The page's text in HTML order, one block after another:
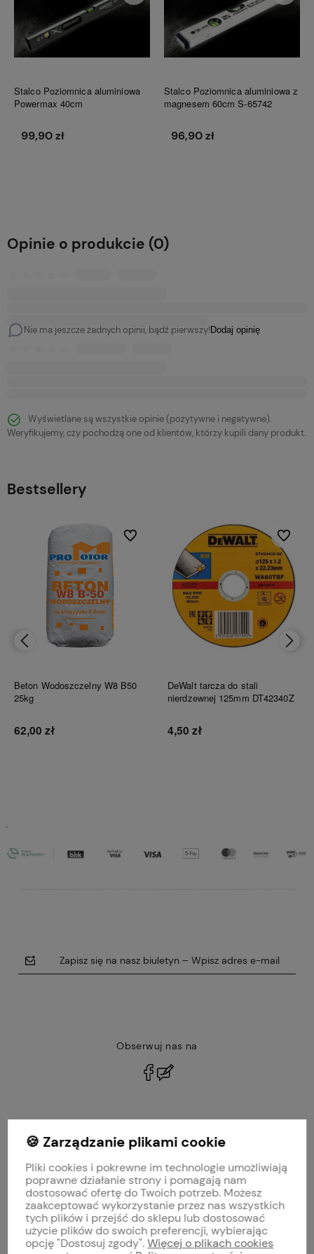
Stalco Poziomnica aluminiowa
Powermax 40cm
99,90 zł
Stalco Poziomnica aluminiowa z
magnesem 60cm S-65742
96,90 zł
Opinie o produkcie (0)
Nie ma jeszcze żadnych opinii, bądź pierwszy! Dodaj opinię
Wyświetlane są wszystkie opinie (pozytywne i negatywne).
Weryfikujemy, czy pochodzą one od klientów, którzy kupili dany produkt.
Bestsellery
Beton Wodoszczelny W8 B50
25kg
62,00 zł
Do ulubionych
DeWalt tarcza do stali
nierdzewnej 125mm DT42340Z
4,50 zł
Do
Zapisz się na nasz biuletyn – Wpisz adres e-mail
Obserwuj nas na
MOJE KONTO
PŁATNOŚCI I DOSTAWA
INFORMACJE
O NAS
🍪 Zarządzanie plikami cookie
Pliki cookies i pokrewne im technologie umożliwiają
poprawne działanie strony i pomagają nam
dostosować ofertę do Twoich potrzeb. Możesz
zaakceptować wykorzystanie przez nas wszystkich
tych plików i przejść do sklepu lub dostosować
użycie plików do swoich preferencji, wybierając
opcję "Dostosuj zgody".Więcej o plikach cookies